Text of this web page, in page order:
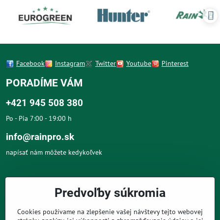
Facebook Instagram Twitter Youtube Pinterest
PORADÍME VÁM
+421 945 508 380
Po - Pia 7:00 - 19:00 h
info@rainpro.sk
napísať nám môžete kedykoľvek
O NÁKUPE
Predvoľby súkromia
Cookies používame na zlepšenie vašej návštevy tejto webovej